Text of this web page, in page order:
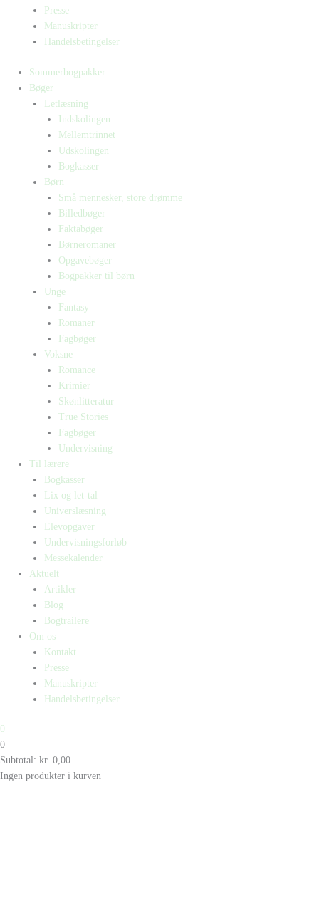
Presse
Manuskripter
Handelsbetingelser
Sommerbogpakker
Bøger
Letlæsning
Indskolingen
Mellemtrinnet
Udskolingen
Bogkasser
Børn
Små mennesker, store drømme
Billedbøger
Faktabøger
Børneromaner
Opgavebøger
Bogpakker til børn
Unge
Fantasy
Romaner
Fagbøger
Voksne
Romance
Krimier
Skønlitteratur
True Stories
Fagbøger
Undervisning
Til lærere
Bogkasser
Lix og let-tal
Universlæsning
Elevopgaver
Undervisningsforløb
Messekalender
Aktuelt
Artikler
Blog
Bogtrailere
Om os
Kontakt
Presse
Manuskripter
Handelsbetingelser
0
0
Subtotal: kr. 0,00
Ingen produkter i kurven